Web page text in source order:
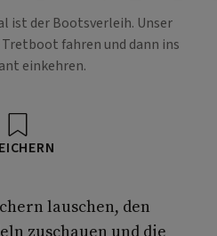
ist der Bootsverleih. Unser
fahren und dann ins
einkehren.
lauschen, den
zuschauen und die